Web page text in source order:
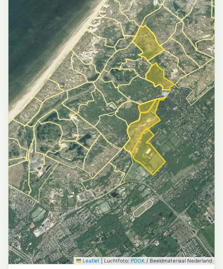
Leaflet Luchtfoto: PDOK / Beeldmateriaal Nederland